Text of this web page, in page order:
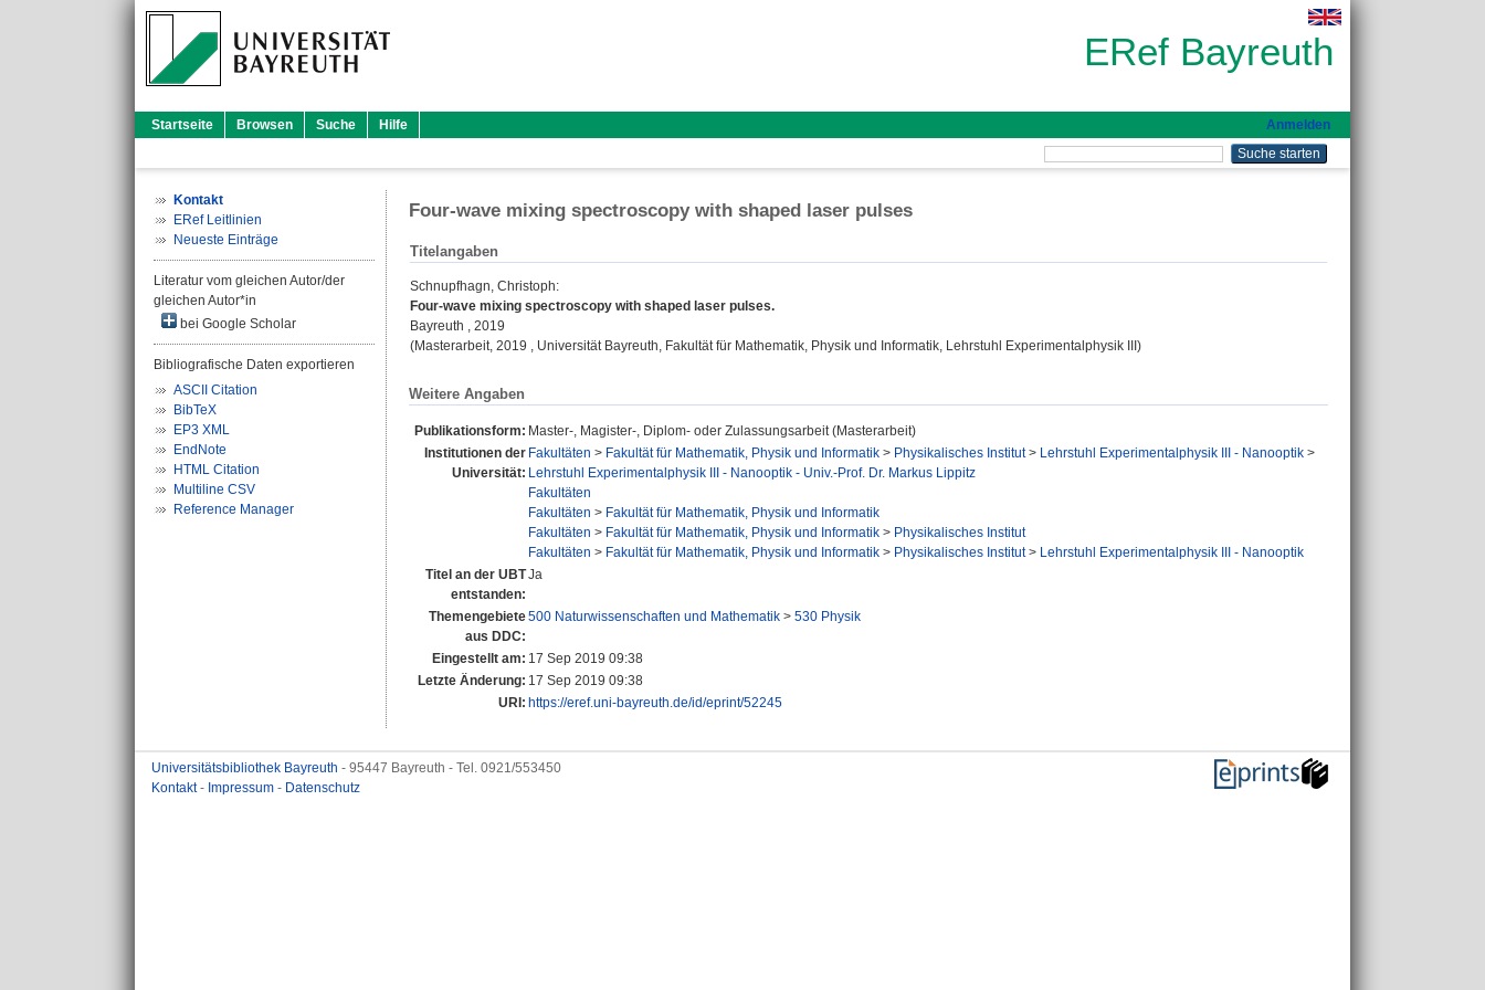
ERef Bayreuth
Startseite Browsen Suche Hilfe Anmelden
Kontakt
ERef Leitlinien
Neueste Einträge
Literatur vom gleichen Autor/der
gleichen Autor*in
bei Google Scholar
Bibliografische Daten exportieren
ASCII Citation
BibTeX
EP3 XML
EndNote
HTML Citation
Multiline CSV
Reference Manager
Four-wave mixing spectroscopy with shaped laser pulses
Titelangaben
Schnupfhagn, Christoph:
Four-wave mixing spectroscopy with shaped laser pulses.
Bayreuth , 2019
(Masterarbeit, 2019 , Universität Bayreuth, Fakultät für Mathematik, Physik und Informatik, Lehrstuhl Experimentalphysik III)
Weitere Angaben
Publikationsform: Master-, Magister-, Diplom- oder Zulassungsarbeit (Masterarbeit)
Institutionen der
Universität:
Fakultäten > Fakultät für Mathematik, Physik und Informatik > Physikalisches Institut> Lehrstuhl Experimentalphysik III - Nanooptik >
Lehrstuhl Experimentalphysik III - Nanooptik - Univ.-Prof. Dr. Markus Lippitz
Fakultäten
Fakultäten > Fakultät für Mathematik, Physik und Informatik
Fakultäten > Fakultät für Mathematik, Physik und Informatik > Physikalisches Institut
Fakultäten > Fakultät für Mathematik, Physik und Informatik > Physikalisches Institut> Lehrstuhl Experimentalphysik III - Nanooptik
Titel an der UBT
entstanden:
Ja
Themengebiete
aus DDC:
500 Naturwissenschaften und Mathematik > 530 Physik
Eingestellt am: 17 Sep 2019 09:38
Letzte Änderung: 17 Sep 2019 09:38
URI: https://eref.uni-bayreuth.de/id/eprint/52245
Universitätsbibliothek Bayreuth - 95447 Bayreuth - Tel. 0921/553450
Kontakt- Impressum - Datenschutz